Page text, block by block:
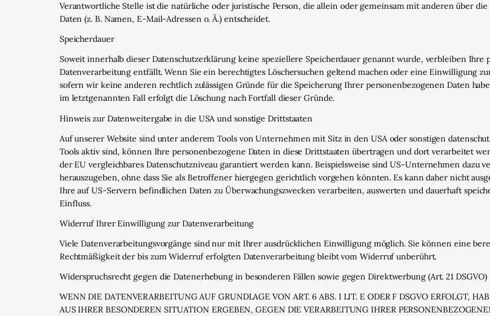
Verantwortliche Stelle ist die natürliche oder juristische Person, die allein oder gemeinsam mit anderen über
Daten (z. B. Namen, E-Mail-Adressen o. Ä.) entscheidet.
Speicherdauer
Soweit innerhalb dieser Datenschutzerklärung keine speziellere Speicherdauer genannt wurde, verbleiben Ihre
Datenverarbeitung entfällt. Wenn Sie ein berechtigtes Löschersuchen geltend machen oder eine Einwilligung
sofern wir keine anderen rechtlich zulässigen Gründe für die Speicherung Ihrer personenbezogenen Daten
im letztgenannten Fall erfolgt die Löschung nach Fortfall dieser Gründe.
Hinweis zur Datenweitergabe in die USA und sonstige Drittstaaten
Auf unserer Website sind unter anderem Tools von Unternehmen mit Sitz in den USA oder sonstigen
Tools aktiv sind, können Ihre personenbezogene Daten in diese Drittstaaten übertragen und dort verarbeitet
der EU vergleichbares Datenschutzniveau garantiert werden kann. Beispielsweise sind US-Unternehmen dazu
herauszugeben, ohne dass Sie als Betroffener hiergegen gerichtlich vorgehen könnten. Es kann daher nicht
Ihre auf US-Servern befindlichen Daten zu Überwachungszwecken verarbeiten, auswerten und dauerhaft
Einfluss.
Widerruf Ihrer Einwilligung zur Datenverarbeitung
Viele Datenverarbeitungsvorgänge sind nur mit Ihrer ausdrücklichen Einwilligung möglich. Sie können eine
Rechtmäßigkeit der bis zum Widerruf erfolgten Datenverarbeitung bleibt vom Widerruf unberührt.
Widerspruchsrecht gegen die Datenerhebung in besonderen Fällen sowie gegen Direktwerbung (Art. 21 DSGVO)
WENN DIE DATENVERARBEITUNG AUF GRUNDLAGE VON ART. 6 ABS. 1 LIT. E ODER F DSGVO ERFOLGT,
AUS IHRER BESONDEREN SITUATION ERGEBEN, GEGEN DIE VERARBEITUNG IHRER